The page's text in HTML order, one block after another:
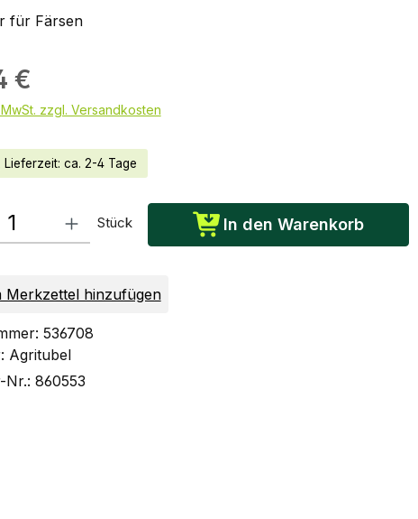
für Färsen
€
zzgl. Versandkosten
Lieferzeit: ca. 2-4 Tage
Gib den gewünschten Wert ein oder benutze die Schaltflächen um die
Stück In den Warenkorb
Merkzettel hinzufügen
536708
Agritubel
Nr.: 860553